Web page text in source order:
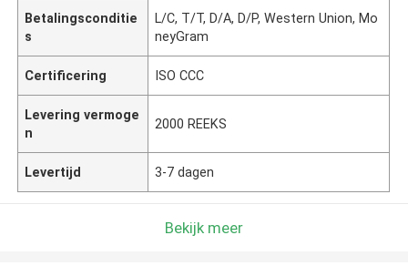
Betalingsconditie
s
L/C, T/T, D/A, D/P, Western Union, Mo
neyGram
Certificering ISO CCC
Levering vermoge
n
2000 REEKS
Levertijd 3-7 dagen
Bekijk meer